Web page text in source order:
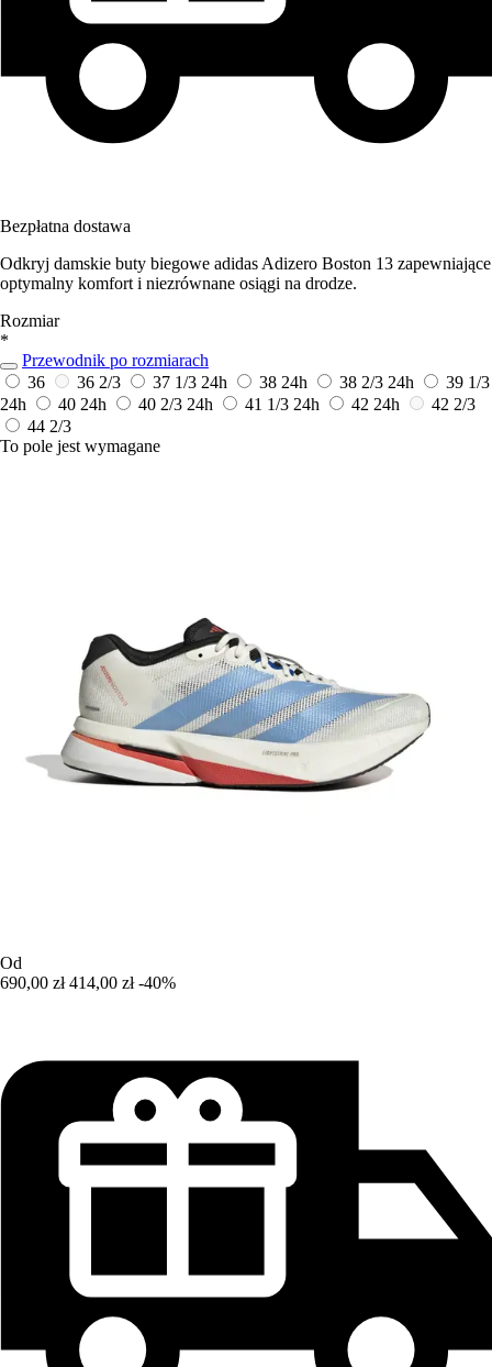
Bezpłatna dostawa
Odkryj damskie buty biegowe adidas Adizero Boston 13 zapewniające
optymalny komfort i niezrównane osiągi na drodze.
Rozmiar
*
Przewodnik po rozmiarach
36
36 2/3 37 1/3 24h 38 24h 38 2/3 24h
39 1/3
24h
40 24h 40 2/3 24h 41 1/3 24h 42 24h
42 2/3
44 2/3
To pole jest wymagane
Od
690,00 zł 414,00 zł -40%